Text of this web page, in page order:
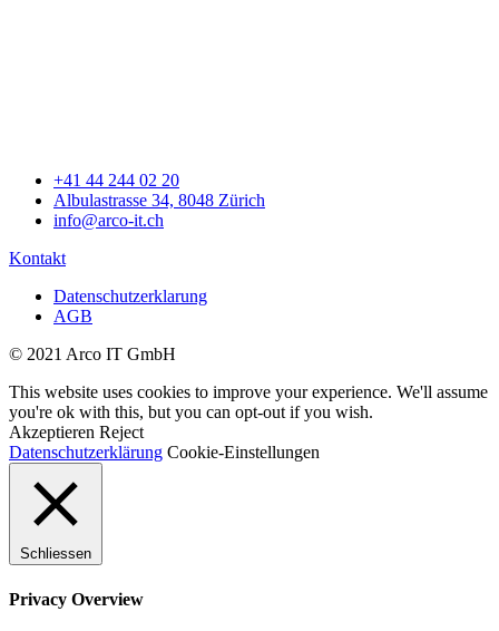
+41 44 244 02 20
Albulastrasse 34, 8048 Zürich
info@arco-it.ch
Kontakt
Datenschutzerklarung
AGB
© 2021 Arco IT GmbH
This website uses cookies to improve your experience. We'll assume
you're ok with this, but you can opt-out if you wish.
Akzeptieren Reject
Datenschutzerklärung Cookie-Einstellungen
Schliessen
Privacy Overview